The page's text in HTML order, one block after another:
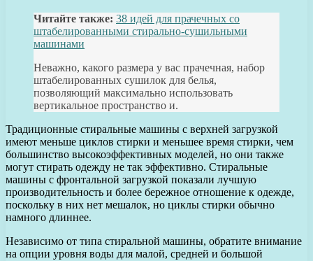
Читайте также: 38 идей для прачечных со
штабелированными стирально-сушильными
машинами
Неважно, какого размера у вас прачечная, набор
штабелированных сушилок для белья,
позволяющий максимально использовать
вертикальное пространство и.
Традиционные стиральные машины с верхней загрузкой
имеют меньше циклов стирки и меньшее время стирки, чем
большинство высокоэффективных моделей, но они также
могут стирать одежду не так эффективно. Стиральные
машины с фронтальной загрузкой показали лучшую
производительность и более бережное отношение к одежде,
поскольку в них нет мешалок, но циклы стирки обычно
намного длиннее.
Независимо от типа стиральной машины, обратите внимание
на опции уровня воды для малой, средней и большой